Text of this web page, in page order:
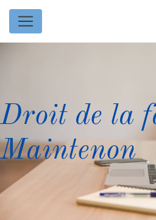
Panneau de gestion des cookies
Droit de la
Maintenon